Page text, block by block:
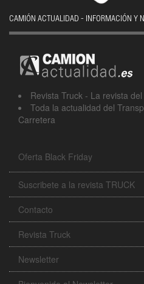
CAMIÓN ACTUALIDAD - INFORMACIÓN Y
Revista Truck - La revista
Toda la actualidad del
Carretera
Oferta Black Friday
Suscribete a la revista TRUCK
Contacto
Revista Truck
Newsletter